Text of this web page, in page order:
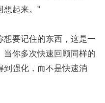
起来。”
想要记住的东西，这是一
你多次快速回顾同样的
到强化，而不是快速消